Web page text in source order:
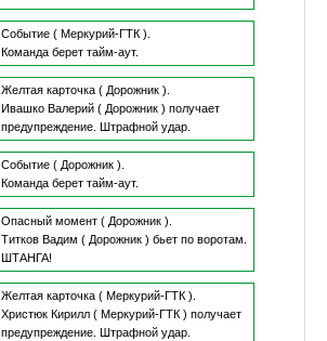
Событие ( Меркурий-ГТК ).
Команда берет тайм-аут.
Желтая карточка ( Дорожник ).
Ивашко Валерий( Дорожник ) получает
предупреждение.
Штрафной удар.
Событие ( Дорожник ).
Команда берет тайм-аут.
Опасный момент ( Дорожник ).
Титков Вадим ( Дорожник ) бьет по воротам.
ШТАНГА!
Желтая карточка ( Меркурий-ГТК ).
Христюк Кирилл( Меркурий-ГТК ) получает
предупреждение.
Штрафной удар.